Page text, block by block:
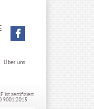
Über uns
ist zertifiziert
9001:2015